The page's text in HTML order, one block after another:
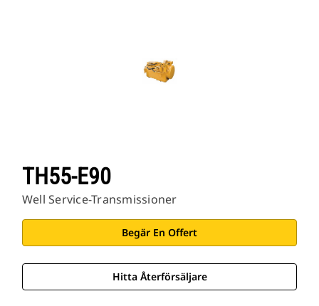
TH55-E90
Well Service-Transmissioner
Begär En Offert
Hitta Återförsäljare